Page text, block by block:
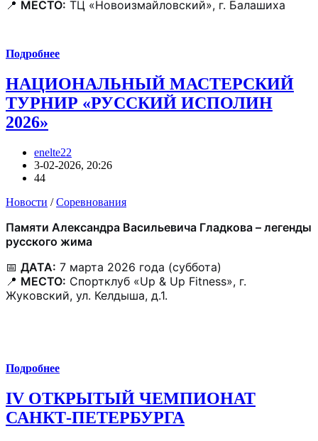
📍 МЕСТО: ТЦ «Новоизмайловский», г. Балашиха
Подробнее
НАЦИОНАЛЬНЫЙ МАСТЕРСКИЙ
ТУРНИР «РУССКИЙ ИСПОЛИН
2026»
enelte22
3-02-2026, 20:26
44
Новости /Соревнования
Памяти Александра Васильевича Гладкова – легенды
русского жима
📅 ДАТА: 7 марта 2026 года (суббота)
📍 МЕСТО: Спортклуб «Up & Up Fitness», г.
Жуковский, ул. Келдыша, д.1.
Подробнее
IV ОТКРЫТЫЙ ЧЕМПИОНАТ
САНКТ-ПЕТЕРБУРГА